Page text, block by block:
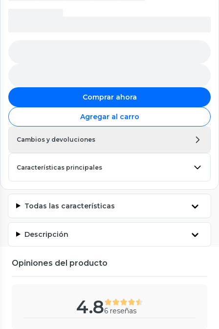
Comprar ahora
Agregar al carro
Cambios y devoluciones
Características principales
Todas las características
Descripción
Opiniones del producto
4.86 reseñas